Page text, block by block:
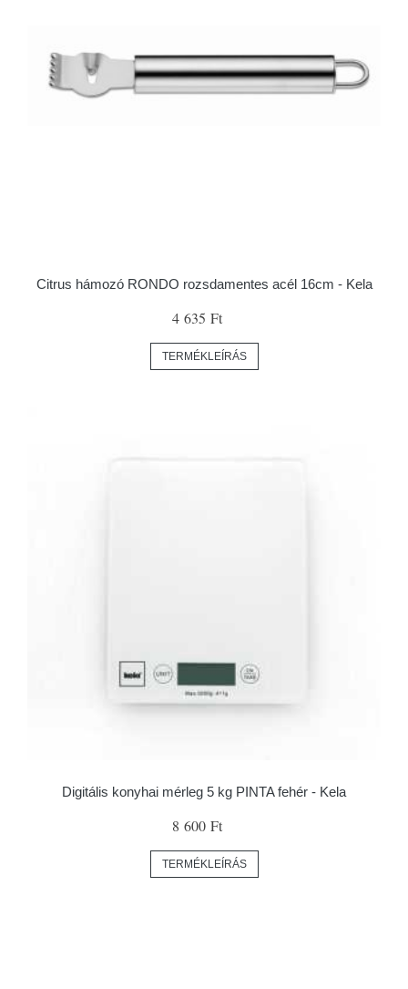
Citrus hámozó RONDO rozsdamentes acél 16cm - Kela
4 635 Ft
TERMÉKLEÍRÁS
Digitális konyhai mérleg 5 kg PINTA fehér - Kela
8 600 Ft
TERMÉKLEÍRÁS